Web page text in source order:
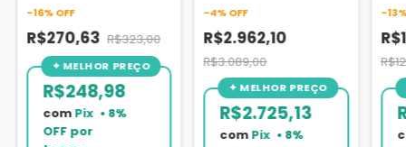
-16%OFF
R$270,63 R$323,00
R$248,98
com Pix
Carrier 30XA 30XW -
-4%OFF
R$2.962,10
R$3.089,00
R$2.725,13
com Pix
-13